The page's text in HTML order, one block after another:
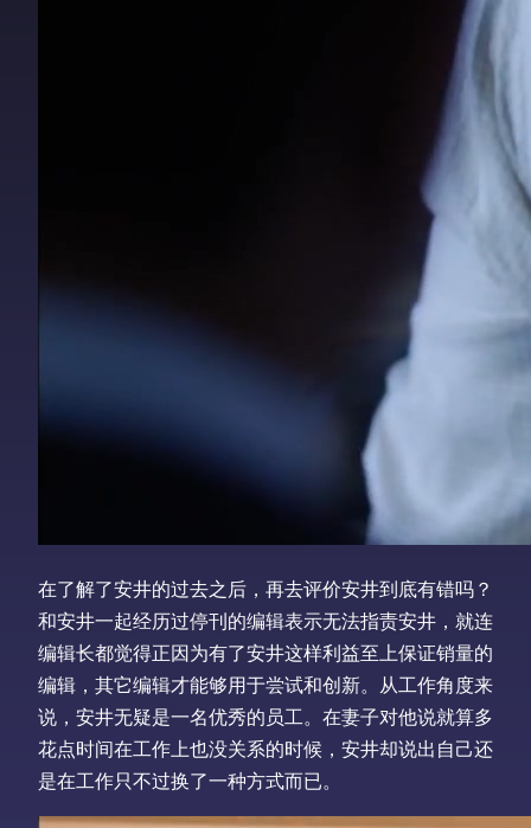
在了解了安井的过去之后，再去评价安井到底有错吗？
和安井一起经历过停刊的编辑表示无法指责安井，就连
编辑长都觉得正因为有了安井这样利益至上保证销量的
编辑，其它编辑才能够用于尝试和创新。从工作角度来
说，安井无疑是一名优秀的员工。在妻子对他说就算多
花点时间在工作上也没关系的时候，安井却说出自己还
是在工作只不过换了一种方式而已。